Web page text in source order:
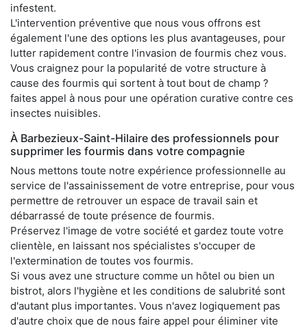
infestent.
L'intervention préventive que nous vous offrons est
également l'une des options les plus avantageuses, pour
lutter rapidement contre l'invasion de fourmis chez vous.
Vous craignez pour la popularité de votre structure à
cause des fourmis qui sortent à tout bout de champ ?
faites appel à nous pour une opération curative contre ces
insectes nuisibles.
À Barbezieux-Saint-Hilaire des professionnels pour
supprimer les fourmis dans votre compagnie
Nous mettons toute notre expérience professionnelle au
service de l'assainissement de votre entreprise, pour vous
permettre de retrouver un espace de travail sain et
débarrassé de toute présence de fourmis.
Préservez l'image de votre société et gardez toute votre
clientèle, en laissant nos spécialistes s'occuper de
l'extermination de toutes vos fourmis.
Si vous avez une structure comme un hôtel ou bien un
bistrot, alors l'hygiène et les conditions de salubrité sont
d'autant plus importantes. Vous n'avez logiquement pas
d'autre choix que de nous faire appel pour éliminer vite